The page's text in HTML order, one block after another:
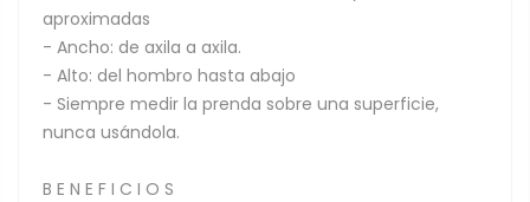
aproximadas
- Ancho: de axila a axila.
- Alto: del hombro hasta abajo
- Siempre medir la prenda sobre una superficie,
nunca usándola.
B E N E F I C I O S